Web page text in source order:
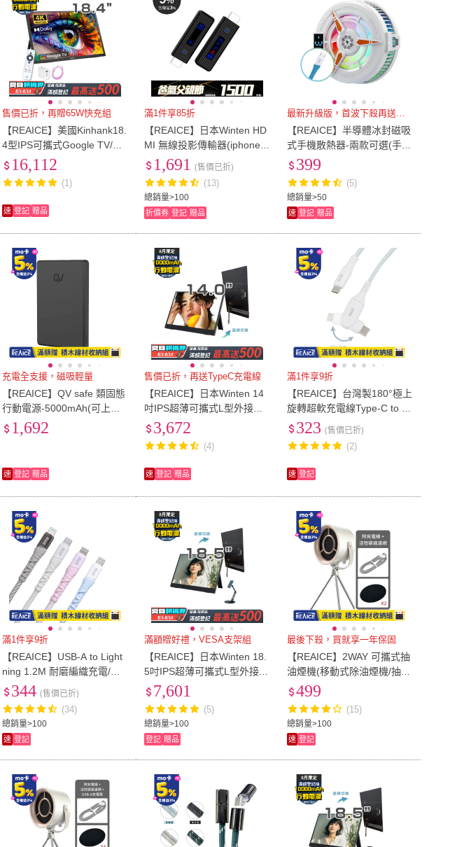
售價已折，再贈65W快充組
【REAICE】美國Kinhank18.
4型IPS可攜式Google TV/外
接螢幕(Switch可攜式螢幕/移
動顯示器/遙控器/智慧聯網)
16,112
(1)
速 登記 贈品
滿1件享85折
【REAICE】日本Winten HD
MI 無線投影傳輸器(iphone
手機投影/Netflix/無線會議/筆
電/HDMI傳輸/電視)
總銷量>100
1,691
(售價已折)
(13)
折價券 登記 贈品
最新升級版，首波下殺再送充電線
【REAICE】半導體冰封磁吸
式手機散熱器-兩款可選(手機
平板降溫神器/吃雞神器/冷卻
總銷量>50
399
(5)
速 登記 贈品
充電全支援，磁吸輕量
【REAICE】QV safe 類固態
行動電源-5000mAh(可上飛
機/超薄磁吸/MagSafe/AirPo
ds/Watch)
1,692
速 登記 贈品
售價已折，再送TypeC充電線
【REAICE】日本Winten 14
吋IPS超薄可攜式L型外接螢
幕(Switch可攜式螢幕/移動
式/內建支架/HDMI/Type-C)
3,672
(4)
速 登記 贈品
滿1件享9折
【REAICE】台灣製180°極上
旋轉超軟充電線Type-C to Ty
pe-C 1.5m(Android/i15以上
系列適用/MIT台灣製造)
323 (售價已折)
(2)
速 登記
滿1件享9折
【REAICE】USB-A to Light
ning 1.2M 耐磨編織充電/傳
輸線 MFI認證(蘋果iPhone/iP
ad/平板適用)
總銷量>100
344 (售價已折)
(34)
速 登記
滿額贈好禮，VESA支架組
【REAICE】日本Winten 18.
5吋IPS超薄可攜式L型外接螢
幕-VESA支架組(Switch/FH
D/移動式/HDMI/Type-C)
總銷量>100
7,601
(5)
登記 贈品
最後下殺，買就享一年保固
【REAICE】2WAY 可攜式抽
油煙機(移動式除油煙機/抽油
煙機/露營租屋必備)
總銷量>100
499
(15)
速 登記